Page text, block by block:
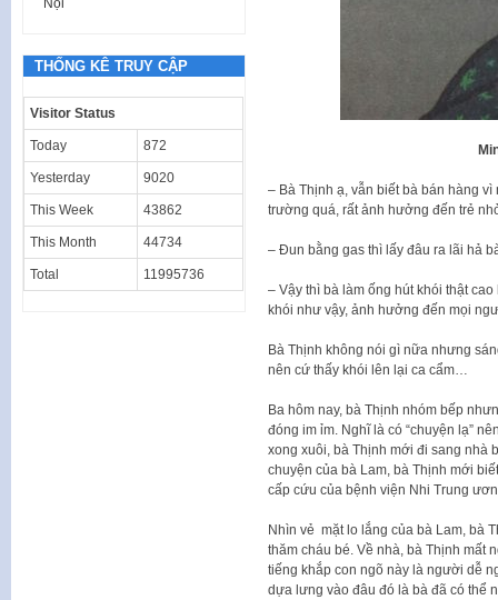
– Bà Thịnh ạ, vẫn biết bà bán hàng
trường quá, rất ảnh hưởng đến trẻ
– Đun bằng gas thì lấy đâu ra lãi hả
– Vậy thì bà làm ống hút khói thật
khói như vậy, ảnh hưởng đến mọi
Bà Thịnh không nói gì nữa nhưng
nên cứ thấy khói lên lại ca cẩm…
Ba hôm nay, bà Thịnh nhóm bếp
đóng im ỉm. Nghĩ là có “chuyện lạ”
xong xuôi, bà Thịnh mới đi sang nhà
chuyện của bà Lam, bà Thịnh mới
cấp cứu của bệnh viện Nhi Trung
Nhìn vẻ mặt lo lắng của bà Lam, bà
thăm cháu bé. Về nhà, bà Thịnh mất
tiếng khắp con ngõ này là người dễ
dựa lưng vào đâu đó là bà đã có thể
Nội
THỐNG KÊ TRUY CẬP
Visitor Status
Today 872
Yesterday 9020
This Week 43862
This Month 44734
Total 11995736